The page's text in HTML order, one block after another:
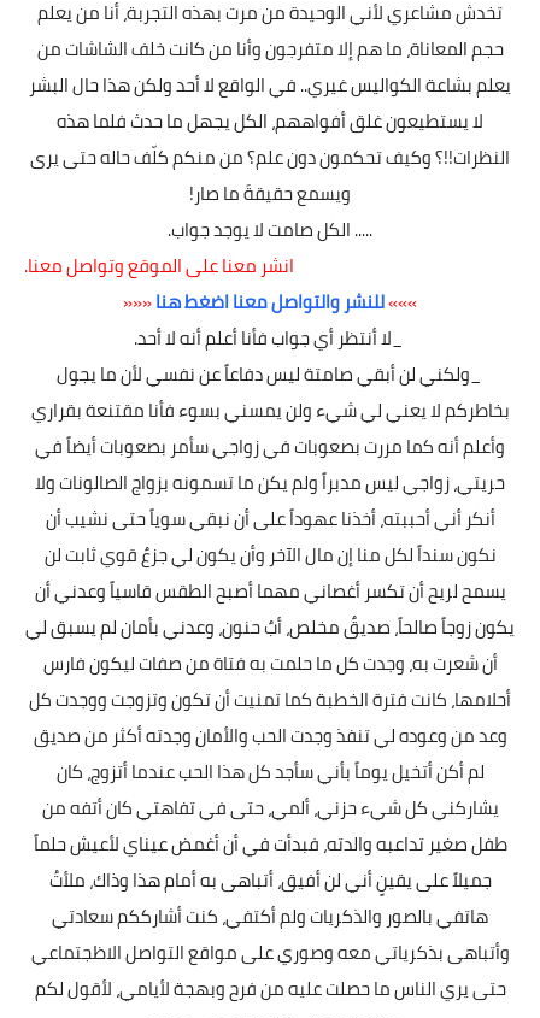
تخدش مشاعري لأني الوحيدة من مرت بهذه التجربة، أنا من يعلم
حجم المعاناة، ما هم إلا متفرجون وأنا من كانت خلف الشاشات من
يعلم بشاعة الكواليس غيري.. في الواقع لا أحد ولكن هذا حال البشر
لا يستطيعون غلق أفواههم، الكل يجهل ما حدث فلما هذه
النظرات!!؟ وكيف تحكمون دون علم؟ من منكم كلّف حاله حتى يرى
ويسمع حقيقةَ ما صار⁦!
..... الكل صامت لا يوجد جواب.
انشر معنا على الموقع وتواصل معنا.
»»»للنشر والتواصل معنا اضغط هنا«««
_لا أنتظر أي جواب فأنا أعلم أنه لا أحد.
_ولكني لن أبقي صامتة ليس دفاعاً عن نفسي لأن ما يجول
بخاطركم لا يعني لي شيء ولن يمسني بسوء فأنا مقتنعة بقراري
وأعلم أنه كما مررت بصعوبات في زواجي سأمر بصعوبات أيضاً في
حريتي، زواجي ليس مدبراً ولم يكن ما تسمونه بزواج الصالونات ولا
أنكر أني أحببته، أخذنا عهوداً على أن نبقي سوياً حتى نشيب أن
نكون سنداً لكل منا إن مال الآخر وأن يكون لي جزعٌ قوي ثابت لن
يسمح لريح أن تكسر أغصاني مهما أصبح الطقس قاسياً وعدني أن
يكون زوجاً صالحاً، صديقٌ مخلص، أبٌ حنون، وعدني بأمان لم يسبق لي
أن شعرت به، وجدت كل ما حلمت به فتاة من صفات ليكون فارس
أحلامها، كانت فترة الخطبة كما تمنيت أن تكون وتزوجت ووجدت كل
وعد من وعوده لي تنفذ وجدت الحب والأمان وجدته أكثر من صديق
لم أكن أتخيل يوماً بأني سأجد كل هذا الحب عندما أتزوج، كان
يشاركني كل شيء حزني، ألمي، حتى في تفاهتي كان أتفه من
طفل صغير تداعبه والدته، فبدأت في أن أغمض عيناي لأعيش حلماً
جميلاً على يقينٍ أني لن أفيق، أتباهى به أمام هذا وذاك، ملأتُ
هاتفي بالصور والذكريات ولم أكتفي، كنت أشارككم سعادتي
وأتباهى بذكرياتي معه وصوري على مواقع التواصل الاظجتماعي
حتى يري الناس ما حصلت عليه من فرح وبهجة لأيامي، لأقول لكم